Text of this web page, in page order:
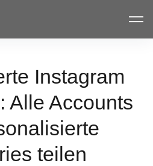
Instagram
Alle Accounts
teilen